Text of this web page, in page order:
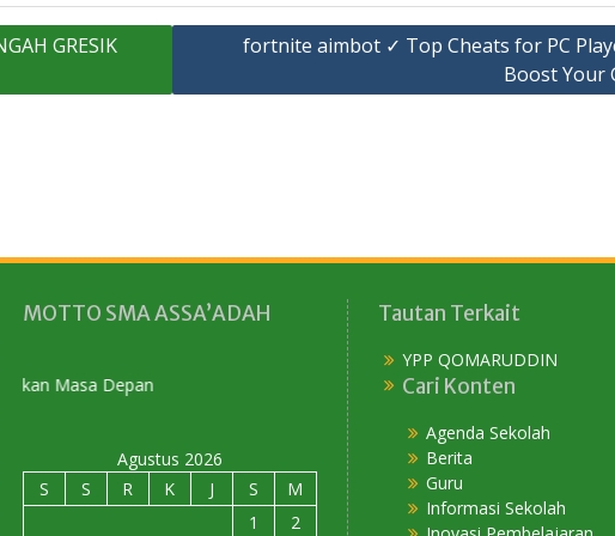
GRESIK
fortnite aimbot ✓ Top Cheats for PC
Boost Your
MOTTO SMA ASSA’ADAH
Agustus 2026
S
S R K J S
M
1
2
Tautan Terkait
YPP QOMARUDDIN
Cari Konten
Agenda Sekolah
Berita
Guru
Informasi Sekolah